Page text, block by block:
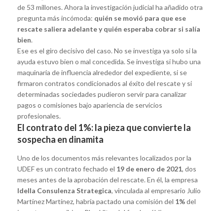
de 53 millones. Ahora la investigación judicial ha añadido otra
pregunta más incómoda: quién se movió para que ese
rescate saliera adelante y quién esperaba cobrar si salía
bien.
Ese es el giro decisivo del caso. No se investiga ya solo si la
ayuda estuvo bien o mal concedida. Se investiga si hubo una
maquinaria de influencia alrededor del expediente, si se
firmaron contratos condicionados al éxito del rescate y si
determinadas sociedades pudieron servir para canalizar
pagos o comisiones bajo apariencia de servicios
profesionales.
El contrato del 1%: la pieza que convierte la
sospecha en dinamita
Uno de los documentos más relevantes localizados por la
UDEF es un contrato fechado el 19 de enero de 2021, dos
meses antes de la aprobación del rescate. En él, la empresa
Idella Consulenza Strategica, vinculada al empresario Julio
Martínez Martínez, habría pactado una comisión del 1%del